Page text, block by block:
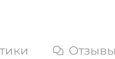
Отзывы